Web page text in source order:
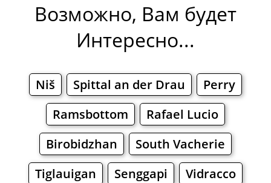
Возможно, Вам будет
Интересно...
Niš Spittal an der Drau
Perry
Ramsbottom
Rafael Lucio
Birobidzhan
South Vacherie
Tiglauigan
Senggapi
Vidracco